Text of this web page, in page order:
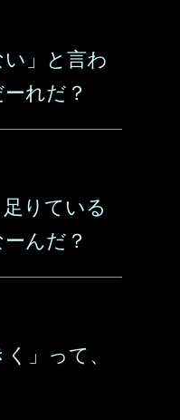
い」と言わ
れだ？
りている
んだ？
」って、